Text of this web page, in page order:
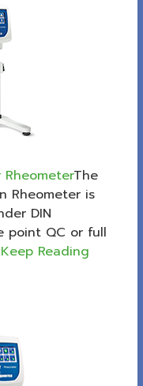
RheometerThe
Rheometer is
DIN
point QC or full
Keep Reading